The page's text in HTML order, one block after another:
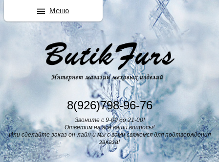
8(926)798-96-76
Звоните с 9-00 до 21-00!
Ответим на все ваши вопросы!
Или сделайте заказ он-лайн и мы с вами свяжемся для подтверждения
заказа!
Меню